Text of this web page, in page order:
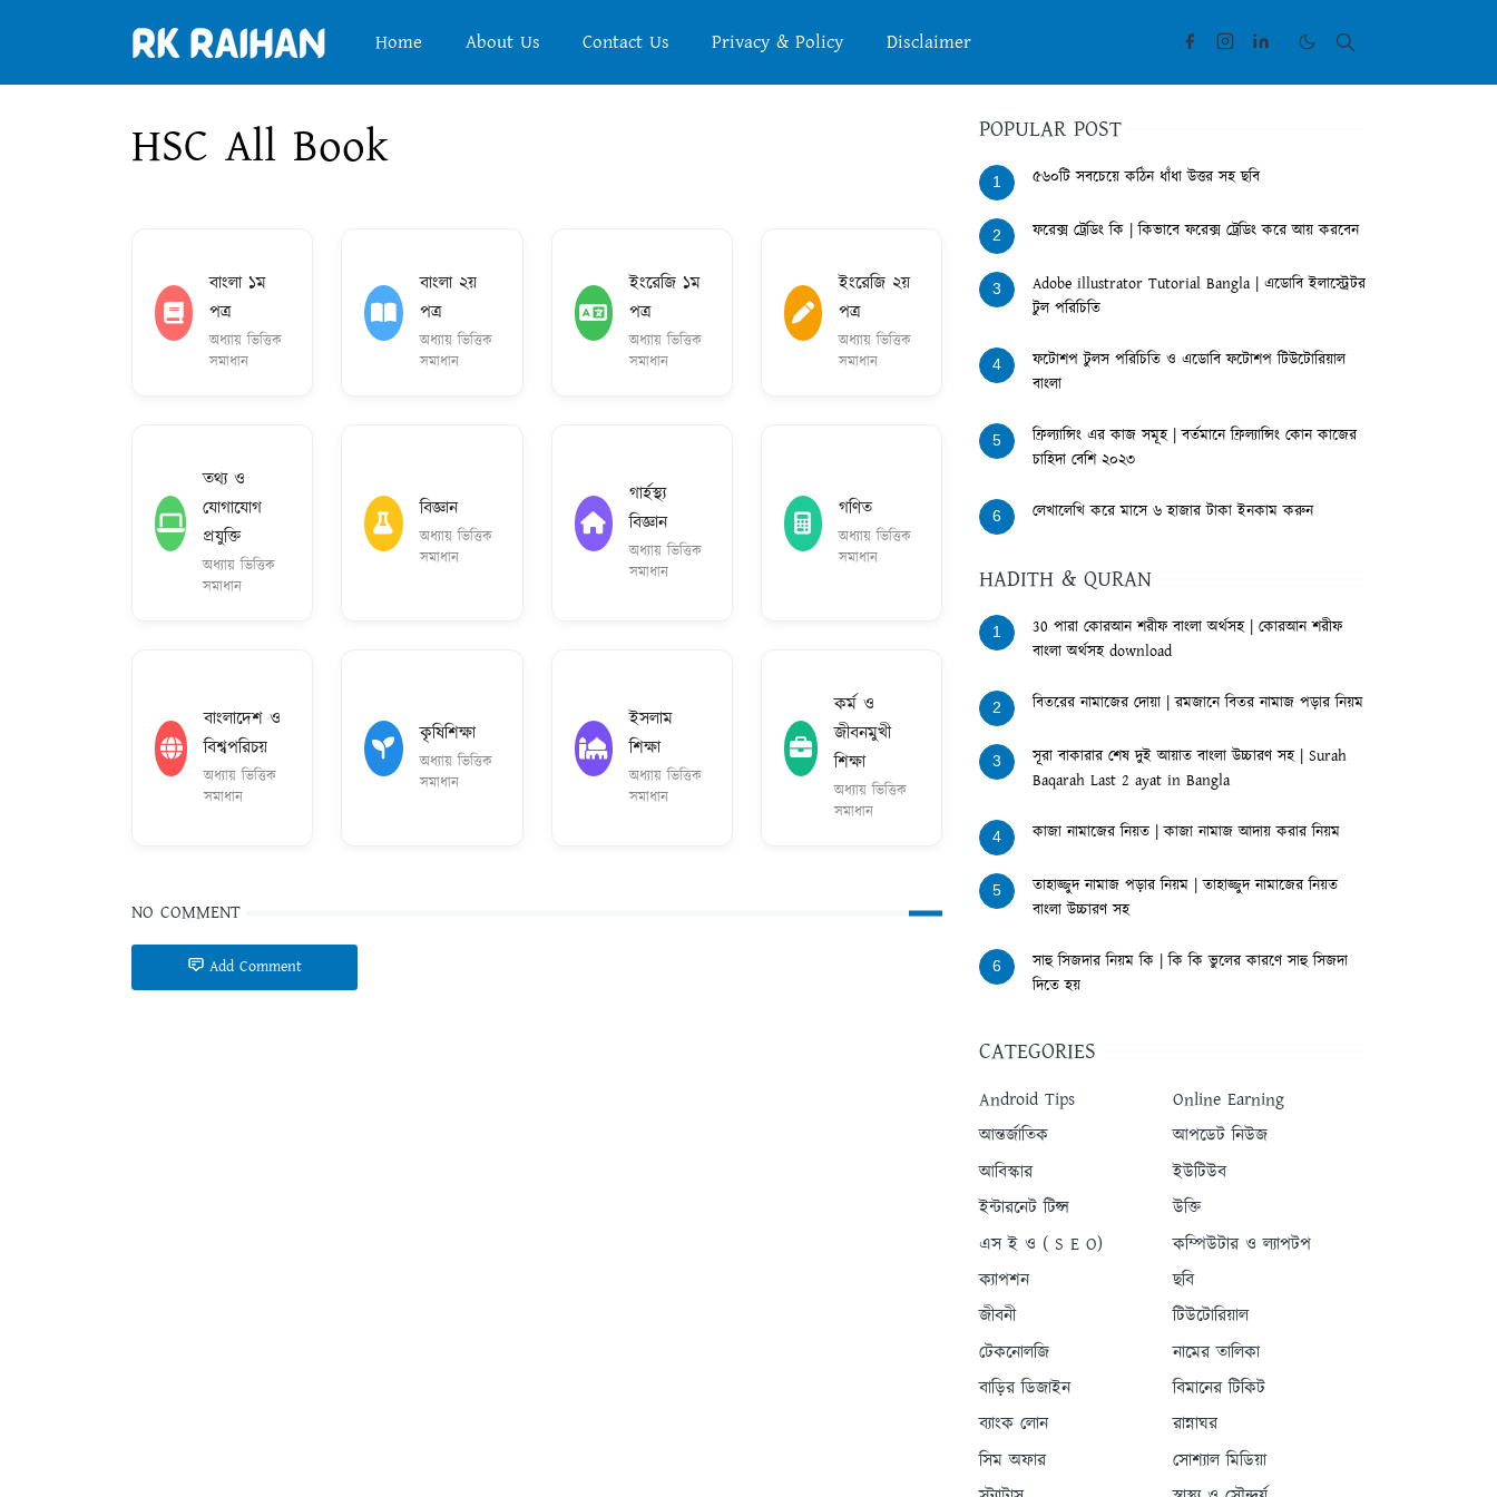
Home About Us Contact Us Privacy & Policy Disclaimer
HSC All Book
বাংলা ১ম
পত্র
অধ্যায় ভিত্তিক
সমাধান
বাংলা ২য়
পত্র
অধ্যায় ভিত্তিক
সমাধান
ইংরেজি ১ম
পত্র
অধ্যায় ভিত্তিক
সমাধান
ইংরেজি ২য়
পত্র
অধ্যায় ভিত্তিক
সমাধান
তথ্য ও
যোগাযোগ
প্রযুক্তি
অধ্যায় ভিত্তিক
সমাধান
বিজ্ঞান
অধ্যায় ভিত্তিক
সমাধান
গার্হস্থ্য
বিজ্ঞান
অধ্যায় ভিত্তিক
সমাধান
গণিত
অধ্যায় ভিত্তিক
সমাধান
বাংলাদেশ ও
বিশ্বপরিচয়
অধ্যায় ভিত্তিক
সমাধান
কৃষিশিক্ষা
অধ্যায় ভিত্তিক
সমাধান
ইসলাম
শিক্ষা
অধ্যায় ভিত্তিক
সমাধান
কর্ম ও
জীবনমুখী
শিক্ষা
অধ্যায় ভিত্তিক
সমাধান
NO COMMENT
Add Comment
POPULAR POST
1 ৫৬০টি সবচেয়ে কঠিন ধাঁধা উত্তর সহ ছবি
2 ফরেক্স ট্রেডিং কি | কিভাবে ফরেক্স ট্রেডিং করে আয় করবেন
3
Adobe illustrator Tutorial Bangla | এডোবি ইলাস্ট্রেটর
টুল পরিচিতি
4
ফটোশপ টুলস পরিচিতি ও এডোবি ফটোশপ টিউটোরিয়াল
বাংলা
5
ফ্রিল্যান্সিং এর কাজ সমূহ | বর্তমানে ফ্রিল্যান্সিং কোন কাজের
চাহিদা বেশি ২০২৩
6 লেখালেখি করে মাসে ৬ হাজার টাকা ইনকাম করুন
HADITH & QURAN
1
30 পারা কোরআন শরীফ বাংলা অর্থসহ | কোরআন শরীফ
বাংলা অর্থসহ download
2 বিতরের নামাজের দোয়া | রমজানে বিতর নামাজ পড়ার নিয়ম
3
সূরা বাকারার শেষ দুই আয়াত বাংলা উচ্চারণ সহ | Surah
Baqarah Last 2 ayat in Bangla
4 কাজা নামাজের নিয়ত | কাজা নামাজ আদায় করার নিয়ম
5
তাহাজ্জুদ নামাজ পড়ার নিয়ম | তাহাজ্জুদ নামাজের নিয়ত
বাংলা উচ্চারণ সহ
6
সাহু সিজদার নিয়ম কি | কি কি ভুলের কারণে সাহু সিজদা
দিতে হয়
CATEGORIES
Android Tips
Online Earning
আন্তর্জাতিক
আপডেট নিউজ
আবিস্কার
ইউটিউব
ইন্টারনেট টিপ্স
উক্তি
এস ই ও ( S E O)
কম্পিউটার ও ল্যাপটপ
ক্যাপশন
ছবি
জীবনী
টিউটোরিয়াল
টেকনোলজি
নামের তালিকা
বাড়ির ডিজাইন
বিমানের টিকিট
ব্যাংক লোন
রান্নাঘর
সিম অফার
সোশ্যাল মিডিয়া